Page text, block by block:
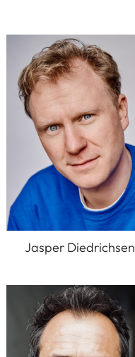
Jasper Diedrichsen